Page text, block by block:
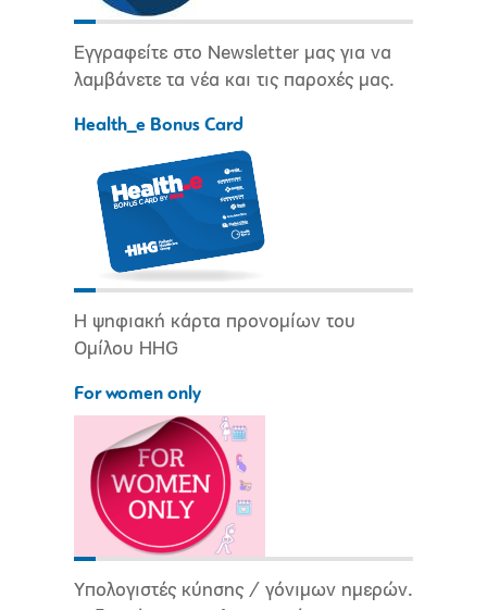
Εγγραφείτε στο Newsletter μας για να
λαμβάνετε τα νέα και τις παροχές μας.
Health_e Bonus Card
Η ψηφιακή κάρτα προνομίων του
Ομίλου HHG
For women only
Υπολογιστές κύησης / γόνιμων ημερών.